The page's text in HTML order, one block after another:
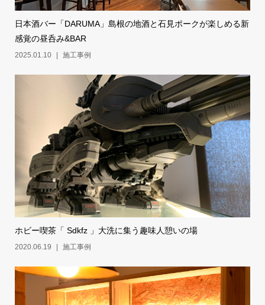
日本酒バー「DARUMA」島根の地酒と石見ポークが楽しめる新
感覚の昼呑み&BAR
2025.01.10 施工事例
ホビー喫茶「 Sdkfz 」大洗に集う趣味人憩いの場
2020.06.19 施工事例